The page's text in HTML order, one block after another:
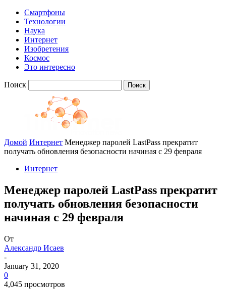
Смартфоны
Технологии
Наука
Интернет
Изобретения
Космос
Это интересно
Поиск
Домой Интернет Менеджер паролей LastPass прекратит
получать обновления безопасности начиная с 29 февраля
Интернет
Менеджер паролей LastPass прекратит
получать обновления безопасности
начиная с 29 февраля
От
Александр Исаев
-
January 31, 2020
0
4,045 просмотров